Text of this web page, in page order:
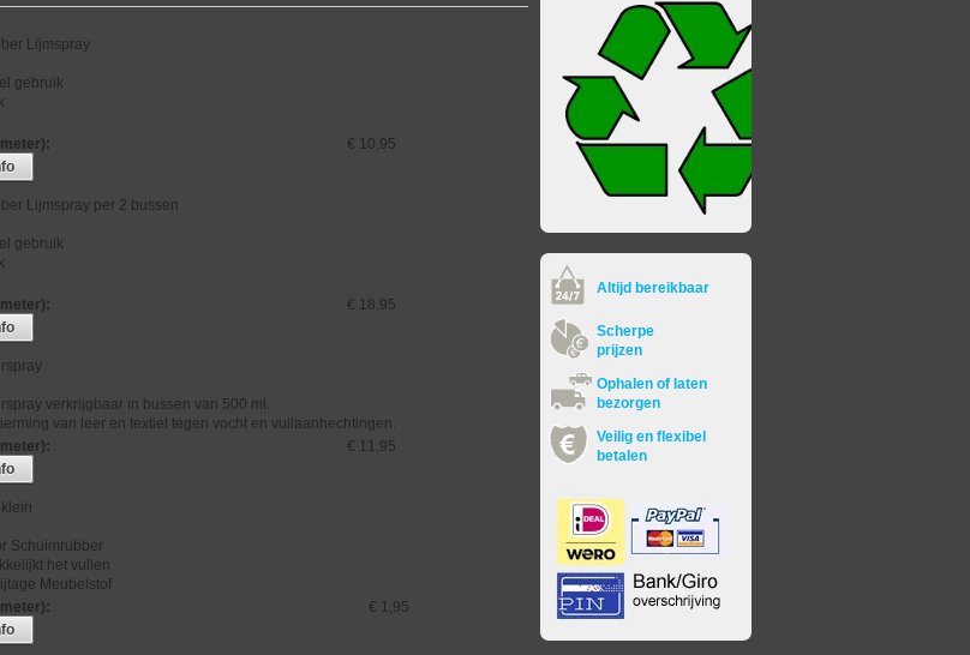
Lijmspray
gebruik
:
€ 10,95
Lijmspray per 2 bussen
gebruik
:
€ 18,95
verkrijgbaar in bussen van 500 ml.
van leer en textiel tegen vocht en vuilaanhechtingen.
:
€ 11,95
Schuimrubber
het vullen
Meubelstof
:
€ 1,95
Altijd bereikbaar
Scherpe
prijzen
Ophalen of laten
bezorgen
Veilig en flexibel
betalen